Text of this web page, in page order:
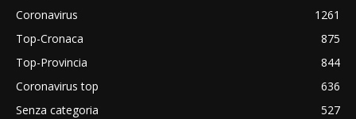
Coronavirus
1261
Top-Cronaca
875
Top-Provincia
844
Coronavirus top
636
Senza categoria
527